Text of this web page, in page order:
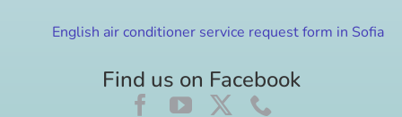
English air conditioner service request form in Sofia
Find us on Facebook